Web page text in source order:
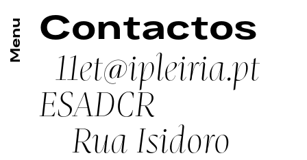
Contactos
11et@ipleiria.pt
ESADCR
Rua Isidoro